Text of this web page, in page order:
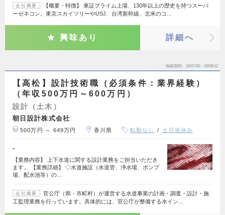
会社概要
【概要・特徴】 東証プライム上場、130年以上の歴史を持つスーパ
ーゼネコン。東京スカイツリーやUSJ、台湾新幹線、北米のコ…
興味あり 詳細へ
掲載期間 26/07/30～26/08/12
【高松】設計技術職（必須条件：業界経験）
（年収500万円～600万円）
設計（土木）
朝日設計株式会社
500万円 ～ 649万円 香川県 転勤なし 土日祝休み
-
【業務内容】 上下水道に関する設計業務をご担当いただき
ます。 【業務詳細】 ◇水道施設（水道管、浄水場、ポンプ
場、配水池等）の…
会社概要
官公庁（県・市町村）が運営する水道事業の計画・調査・設計・施
工監理業務を行っています。具体的には、官公庁が整備する水イン…